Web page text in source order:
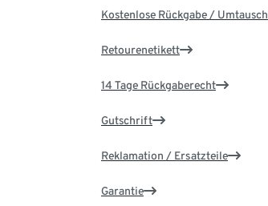
Kostenlose Rückgabe / Umtausch
Retourenetikett
14 Tage Rückgaberecht
Gutschrift
Reklamation / Ersatzteile
Garantie